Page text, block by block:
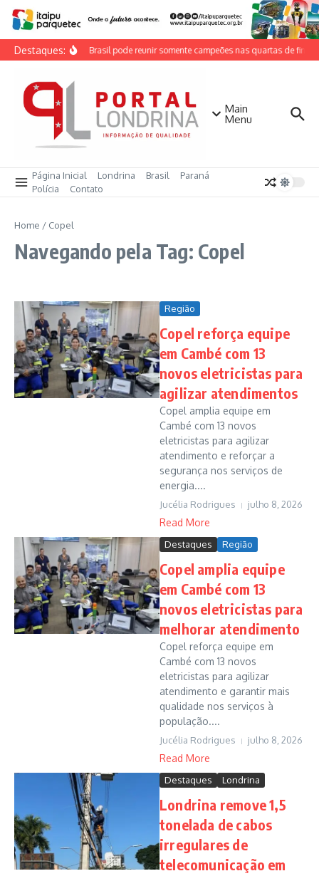
Ir para o conteúdo
Destaques:Copa do Brasil pode reunir somente campeões nas quartas de final
Main
Menu
Página Inicial Londrina Brasil
Paraná
Polícia
Contato
Home / Copel
Navegando pela Tag: Copel
Região
Copel reforça equipe
em Cambé com 13
novos eletricistas para
agilizar atendimentos
Copel amplia equipe em
Cambé com 13 novos
eletricistas para agilizar
atendimento e reforçar a
segurança nos serviços de
energia....
Jucélia Rodrigues julho 8, 2026
Read More
Destaques Região
Copel amplia equipe
em Cambé com 13
novos eletricistas para
melhorar atendimento
Copel reforça equipe em
Cambé com 13 novos
eletricistas para agilizar
atendimento e garantir mais
qualidade nos serviços à
população....
Jucélia Rodrigues julho 8, 2026
Read More
Destaques Londrina
Londrina remove 1,5
tonelada de cabos
irregulares de
telecomunicação em